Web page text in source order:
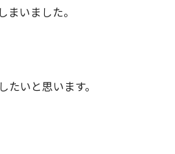
まいました。
いと思います。